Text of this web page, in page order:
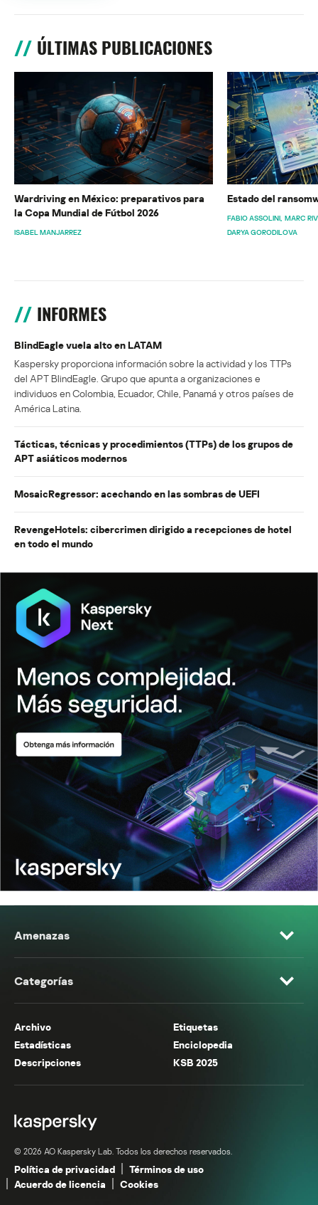
ÚLTIMAS PUBLICACIONES
Wardriving en México: preparativos para
la Copa Mundial de Fútbol 2026
ISABEL MANJARREZ
Estado del
FABIO ASSOLINI MARC
DARYA GORODILOVA
INFORMES
BlindEagle vuela alto en LATAM
Kaspersky proporciona información sobre la actividad y los TTPs
del APT BlindEagle. Grupo que apunta a organizaciones e
individuos en Colombia, Ecuador, Chile, Panamá y otros países de
América Latina.
Tácticas, técnicas y procedimientos (TTPs) de los grupos de
APT asiáticos modernos
MosaicRegressor: acechando en las sombras de UEFI
RevengeHotels: cibercrimen dirigido a recepciones de hotel
en todo el mundo
Amenazas
Categorías
Archivo
Etiquetas
Estadísticas
Enciclopedia
Descripciones
KSB 2025
© 2026 AO Kaspersky Lab. Todos los derechos reservados.
Política de privacidad
Términos de uso
Acuerdo de licencia
Cookies